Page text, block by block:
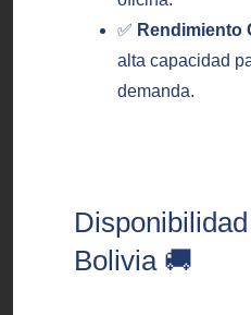
✅ Rendimiento
alta capacidad
demanda.
Bolivia 🚚